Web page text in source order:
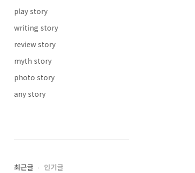
play story
writing story
review story
myth story
photo story
any story
최근글 인기글